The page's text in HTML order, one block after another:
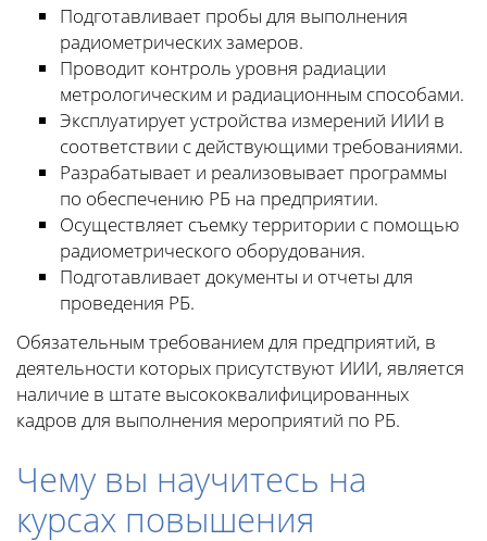
Подготавливает пробы для выполнения
радиометрических замеров.
Проводит контроль уровня радиации
метрологическим и радиационным способами.
Эксплуатирует устройства измерений ИИИ в
соответствии с действующими требованиями.
Разрабатывает и реализовывает программы
по обеспечению РБ на предприятии.
Осуществляет съемку территории с помощью
радиометрического оборудования.
Подготавливает документы и отчеты для
проведения РБ.
Обязательным требованием для предприятий, в
деятельности которых присутствуют ИИИ, является
наличие в штате высококвалифицированных
кадров для выполнения мероприятий по РБ.
Чему вы научитесь на
курсах повышения